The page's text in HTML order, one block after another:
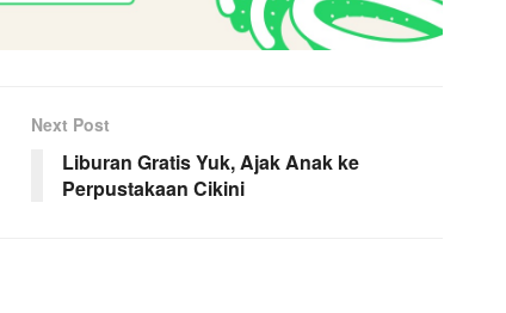
Next Post
Liburan Gratis Yuk, Ajak Anak ke
Perpustakaan Cikini